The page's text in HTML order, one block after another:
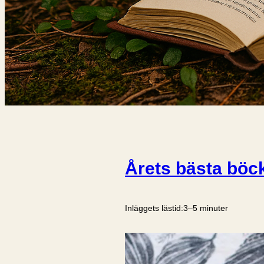
Årets bästa
Inläggets lästid:3–5 minuter